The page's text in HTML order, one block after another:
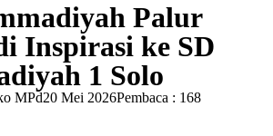
Palur
Inspirasi ke SD
1 Solo
MPd20 Mei 2026Pembaca : 168